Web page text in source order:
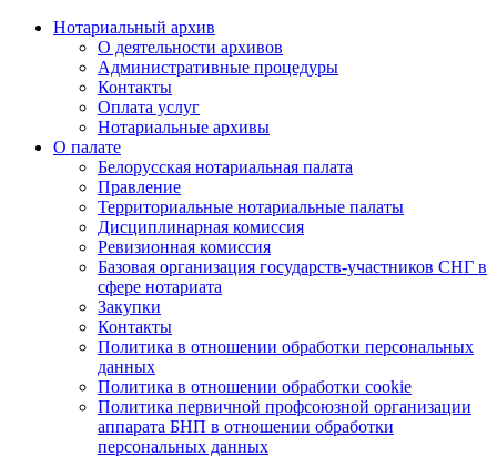
Нотариальный архив
О деятельности архивов
Административные процедуры
Контакты
Оплата услуг
Нотариальные архивы
О палате
Белорусская нотариальная палата
Правление
Территориальные нотариальные палаты
Дисциплинарная комиссия
Ревизионная комиссия
Базовая организация государств-участников СНГ в
сфере нотариата
Закупки
Контакты
Политика в отношении обработки персональных
данных
Политика в отношении обработки cookie
Политика первичной профсоюзной организации
аппарата БНП в отношении обработки
персональных данных